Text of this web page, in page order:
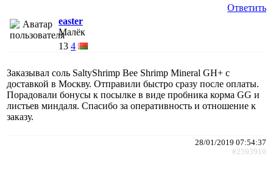
Ответить
easter
Малёк
13 4
Заказывал соль SaltyShrimp Bee Shrimp Mineral GH+ с
доставкой в Москву. Отправили быстро сразу после оплаты.
Порадовали бонусы к посылке в виде пробника корма GG и
листьев миндаля. Спасибо за оперативность и отношение к
заказу.
28/01/2019 07:54:37
#2593910